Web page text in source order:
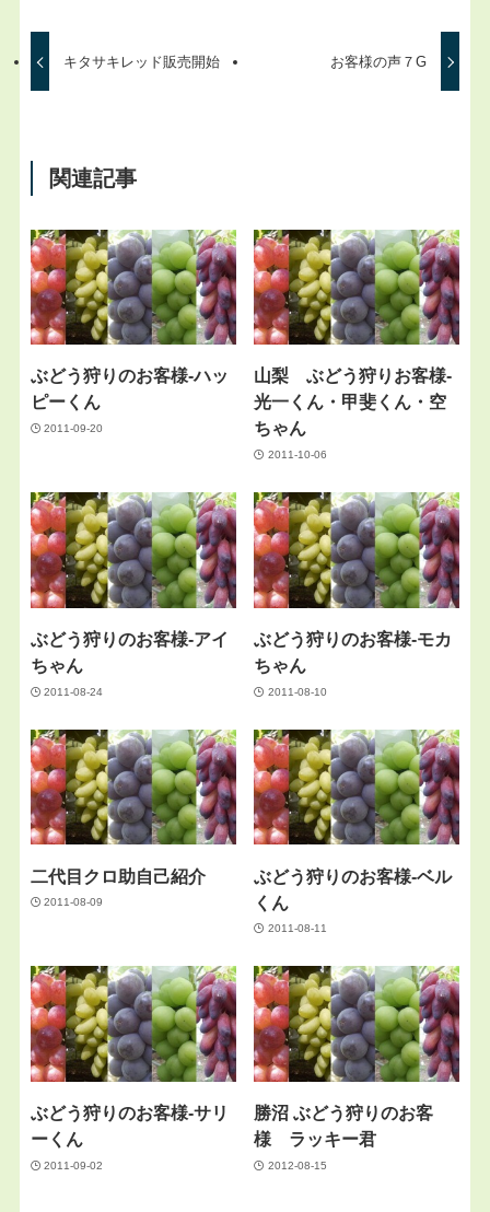
キタサキレッド販売開始 お客様の声７G
関連記事
ぶどう狩りのお客様-ハッ
ピーくん
2011-09-20
山梨 ぶどう狩りお客様-
光一くん・甲斐くん・空
ちゃん
2011-10-06
ぶどう狩りのお客様-アイ
ちゃん
2011-08-24
ぶどう狩りのお客様-モカ
ちゃん
2011-08-10
二代目クロ助自己紹介
2011-08-09
ぶどう狩りのお客様‐ベル
くん
2011-08-11
ぶどう狩りのお客様-サリ
ーくん
2011-09-02
勝沼 ぶどう狩りのお客
様 ラッキー君
2012-08-15